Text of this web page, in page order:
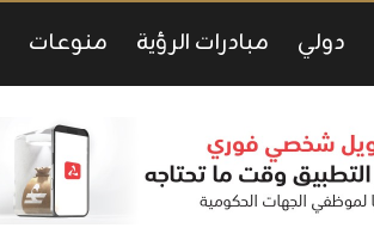
دولي مبادرات الرؤية منوعات